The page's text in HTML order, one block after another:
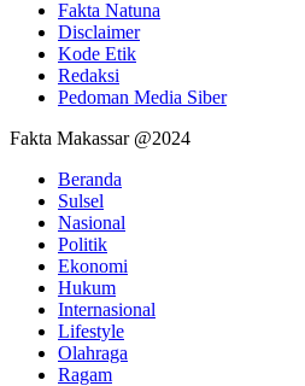
Fakta Natuna
Disclaimer
Kode Etik
Redaksi
Pedoman Media Siber
Fakta Makassar @2024
Beranda
Sulsel
Nasional
Politik
Ekonomi
Hukum
Internasional
Lifestyle
Olahraga
Ragam